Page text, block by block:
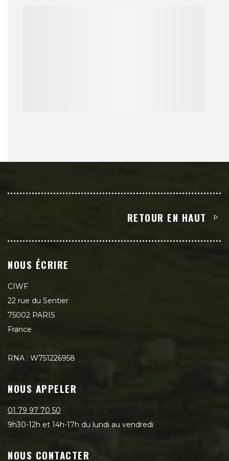
RETOUR EN HAUT
NOUS ÉCRIRE
CIWF
22 rue du Sentier
75002 PARIS
France
RNA : W751226958
NOUS APPELER
01 79 97 70 50
9h30-12h et 14h-17h du lundi au vendredi
NOUS CONTACTER